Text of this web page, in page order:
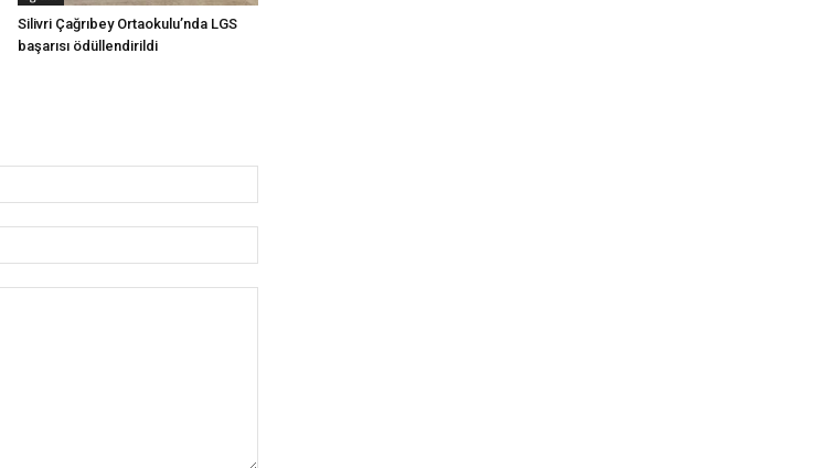
Silivri Çağrıbey Ortaokulu’nda LGS
başarısı ödüllendirildi